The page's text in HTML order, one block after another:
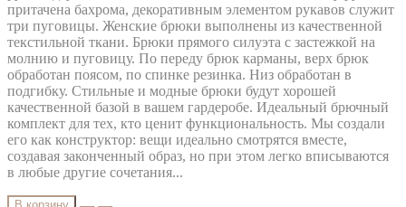
притачена бахрома, декоративным элементом рукавов служит
три пуговицы. Женские брюки выполнены из качественной
текстильной ткани. Брюки прямого силуэта с застежкой на
молнию и пуговицу. По переду брюк карманы, верх брюк
обработан поясом, по спинке резинка. Низ обработан в
подгибку. Стильные и модные брюки будут хорошей
качественной базой в вашем гардеробе. Идеальный брючный
комплект для тех, кто ценит функциональность. Мы создали
его как конструктор: вещи идеально смотрятся вместе,
создавая законченный образ, но при этом легко вписываются
в любые другие сочетания...